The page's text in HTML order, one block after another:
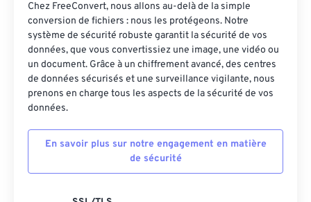
Chez FreeConvert, nous allons au-delà de la simple
conversion de fichiers : nous les protégeons. Notre
système de sécurité robuste garantit la sécurité de vos
données, que vous convertissiez une image, une vidéo ou
un document. Grâce à un chiffrement avancé, des centres
de données sécurisés et une surveillance vigilante, nous
prenons en charge tous les aspects de la sécurité de vos
données.
En savoir plus sur notre engagement en matière
de sécurité